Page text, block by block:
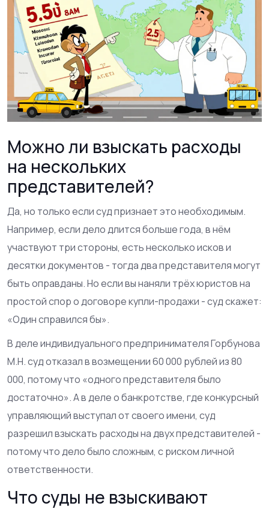
Можно ли взыскать расходы
на нескольких
представителей?
Да, но только если суд признает это необходимым.
Например, если дело длится больше года, в нём
участвуют три стороны, есть несколько исков и
десятки документов - тогда два представителя могут
быть оправданы. Но если вы наняли трёх юристов на
простой спор о договоре купли-продажи - суд скажет:
«Один справился бы».
В деле индивидуального предпринимателя Горбунова
М.Н. суд отказал в возмещении 60 000 рублей из 80
000, потому что «одного представителя было
достаточно». А в деле о банкротстве, где конкурсный
управляющий выступал от своего имени, суд
разрешил взыскать расходы на двух представителей -
потому что дело было сложным, с риском личной
ответственности.
Что суды не взыскивают